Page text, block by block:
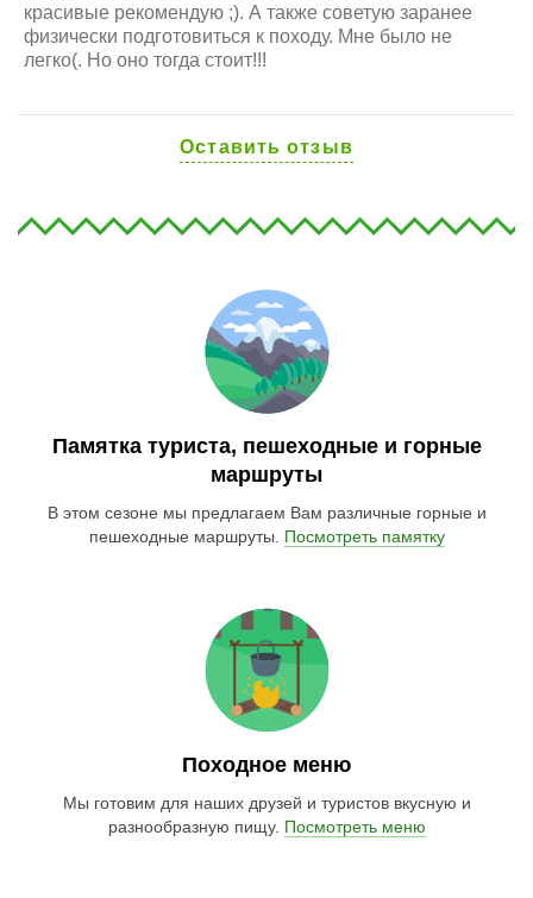
красивые рекомендую ;). А также советую заранее
физически подготовиться к походу. Мне было не
легко(. Но оно тогда стоит!!!
Оставить отзыв
Памятка туриста, пешеходные и горные
маршруты
В этом сезоне мы предлагаем Вам различные горные и
пешеходные маршруты. Посмотреть памятку
Походное меню
Мы готовим для наших друзей и туристов вкусную и
разнообразную пищу. Посмотреть меню